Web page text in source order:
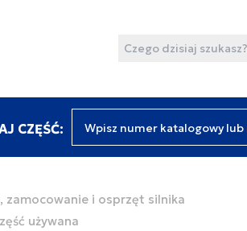
Wyszukaj
Filtruj
CZĘŚĆ:
zamocowanie i osprzęt silnika
używana